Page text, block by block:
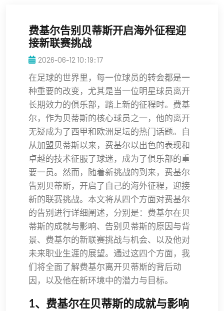
费基尔告别贝蒂斯开启海外征程迎
接新联赛挑战
2026-06-12 10:19:17
在足球的世界里，每一位球员的转会都是一
种重要的改变，尤其是当一位明星球员离开
长期效力的俱乐部，踏上新的征程时。费基
尔，作为贝蒂斯的核心球员之一，他的离开
无疑成为了西甲和欧洲足坛的热门话题。自
从加盟贝蒂斯以来，费基尔以出色的表现和
卓越的技术征服了球迷，成为了俱乐部的重
要一员。然而，随着新挑战的到来，费基尔
告别贝蒂斯，开启了自己的海外征程，迎接
新的联赛挑战。本文将从四个方面对费基尔
的告别进行详细阐述，分别是：费基尔在贝
蒂斯的成就与影响、告别贝蒂斯的原因与背
景、费基尔的新联赛挑战与机会、以及他对
未来职业生涯的展望。通过这四个方面，我
们将全面了解费基尔离开贝蒂斯的背后动
因，以及他在新环境中的潜力与目标。
1、费基尔在贝蒂斯的成就与影响